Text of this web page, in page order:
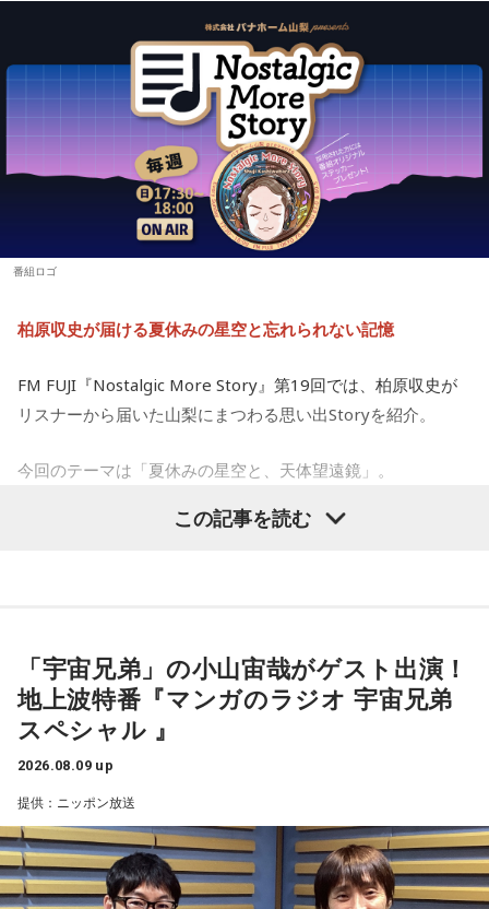
番組ロゴ
柏原収史が届ける夏休みの星空と忘れられない記憶
FM FUJI『Nostalgic More Story』第19回では、柏原収史が
リスナーから届いた山梨にまつわる思い出Storyを紹介。
今回のテーマは「夏休みの星空と、天体望遠鏡」。
子どもの頃に見上げた夜空、友達と過ごした時間、そして大
今回紹介されたのは、ラジオネーム「雪見だいふく」さんか
ら届いたStory。
タリウムを見ることを楽しみにしていたという思い出から始
まります。
小学4年生の頃、隣の席だった友人K君から「誕生日に天体望
この記事を読む
「宇宙兄弟」の小山宙哉がゲスト出演！
地上波特番『マンガのラジオ 宇宙兄弟
スペシャル 』
2026.08.09 up
提供：ニッポン放送